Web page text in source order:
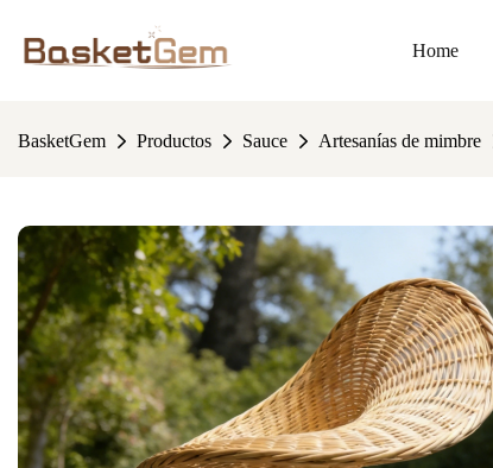
Home
BasketGem Productos Sauce Artesanías de mimbre